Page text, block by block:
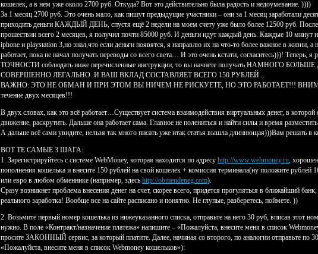
кошелек, а в нем уже около 2700 руб. Откуда? Вот это действительно была радость и недоумевание. ))))
За 1 месяц 2700 руб. Это очень мало, как пишут предыдущие участники – они за 1 месяц заработали
приходить деньги КАЖДЫЙ ДЕНЬ, спустя ещё 2 недели на моем счету уже было более 12500 руб.
прошествии всего 2 месяцев, я получил почти 85000 руб. И деньги идут каждый день. Каждые 10 минут
iphone и playstation 3,но знал,что если деньги появятся, я направлю их на что-то более важное в жизни,
работает, пока не начал получать переводы со всего света… И это очень кстати, согласитесь)))!
ТОЧНОСТИ соблюдать ниже перечисленные инструкции, то вы начнете получать НАМНОГО БОЛЬШЕ
СОВЕРШЕННО ЛЕГАЛЬНО. И ВАШ ВКЛАД СОСТАВЛЯЕТ ВСЕГО 150 РУБЛЕЙ...
ВАЖНО: ЭТО НЕ ОБМАН И ПРИ ЭТОМ ВЫ НИЧЕМ НЕ РИСКУЕТЕ, НО ЭТО РАБОТАЕТ!!!
течение двух месяцев!!!
В двух словах, как это всё работает…Существует система взаимодействия виртуальных денег, в
движение, раскрутить. Дальше она работает сама. Главное не полениться и найти силы и время
А дальше всё сами увидите, нельзя так много писать уже итак статья вышла длиннющая)))Вам решать в
ВОТ ТЕ САМЫЕ 3 ШАГА:
1. Зарегистрируйтесь с системе WebMoney, которая находится по адресу http://www.webmoney.ru ,
пополнения кошелька и внесите 150 рублей на свой кошелёк + комиссия терминала(ну положите
или евро в любом обменнике (например, здесь http://obmendeneg.com).
Сразу возникнет проблема внесения денег на счет, скорее всего, придется прогуляться в ближайший
реального заработка! Вообще все на сайте расписано и понятно. Не глупые, разберетесь, поймете. ))
2. Возьмите первый номер кошелька из нижеуказанного списка, отправьте на него 30 руб, вписав этот
нужно. В поле «Контракт/назначение платежа» напишите – «Пожалуйста, внесите меня в список
просите ЗАКОННЫЙ сервис, за который платите. Далее, начиная со второго, по аналогии отправьте по
«Пожалуйста, внесите меня в список Webmoney кошельков»):